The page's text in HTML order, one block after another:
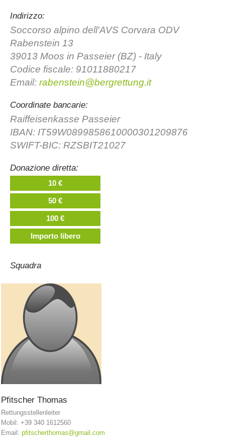
La storia
Stazioni del soccorso alpino
Indirizzo:
Soccorso alpino dell'AVS Corvara ODV
Rabenstein 13
39013 Moos in Passeier (BZ) - Italy
Codice fiscale: 91011880217
Email: rabenstein@bergrettung.it
Coordinate bancarie:
Raiffeisenkasse Passeier
IBAN: IT59W0899858610000301209876
SWIFT-BIC: RZSBIT21027
Donazione diretta:
10 €
50 €
100 €
Importo libero
Squadra
Pfitscher Thomas
Rettungsstellenleiter
Mobil: +39 340 1612560
Email: pfitscherthomas@gmail.com